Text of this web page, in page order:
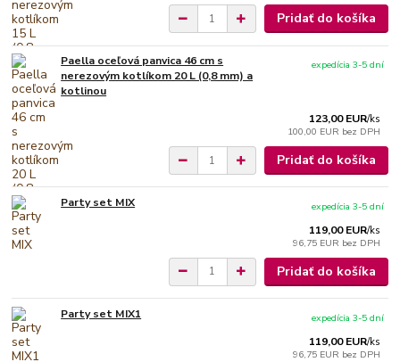
Pridať do košíka
Paella oceľová panvica 46 cm s
nerezovým kotlíkom 20 L (0,8 mm) a
kotlinou
123,00 EUR/ks
100,00 EUR bez DPH
expedícia 3-5 dní
Pridať do košíka
Party set MIX
119,00 EUR/ks
96,75 EUR bez DPH
expedícia 3-5 dní
Pridať do košíka
Party set MIX1
119,00 EUR/ks
96,75 EUR bez DPH
expedícia 3-5 dní